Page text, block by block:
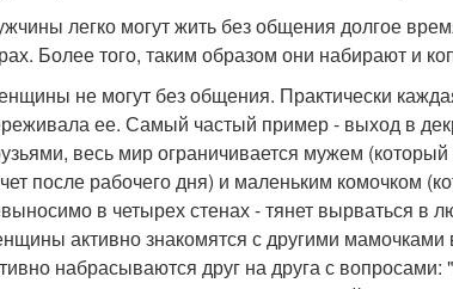
легко могут жить без общения долгое
Более того, таким образом они набирают и
не могут без общения. Практически
ее. Самый частый пример - выход в
весь мир ограничивается мужем
после рабочего дня) и маленьким комочком
в четырех стенах - тянет вырваться в
активно знакомятся с другими мамочками
набрасываются друг на друга с